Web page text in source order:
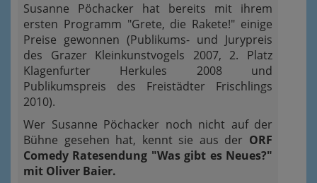
Susanne Pöchacker hat bereits mit ihrem
ersten Programm "Grete, die Rakete!" einige
Preise gewonnen (Publikums- und Jurypreis
des Grazer Kleinkunstvogels 2007, 2. Platz
Klagenfurter Herkules 2008 und
Publikumspreis des Freistädter Frischlings
2010).
Wer Susanne Pöchacker noch nicht auf der
Bühne gesehen hat, kennt sie aus der ORF
Comedy Ratesendung "Was gibt es Neues?"
mit Oliver Baier.